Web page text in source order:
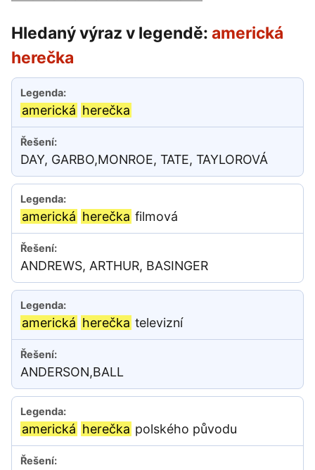
Hledaný výraz v legendě: americká
herečka
americká herečka
DAY, GARBO,MONROE, TATE, TAYLOROVÁ
americká herečka filmová
ANDREWS, ARTHUR, BASINGER
americká herečka televizní
ANDERSON,BALL
americká herečka polského původu